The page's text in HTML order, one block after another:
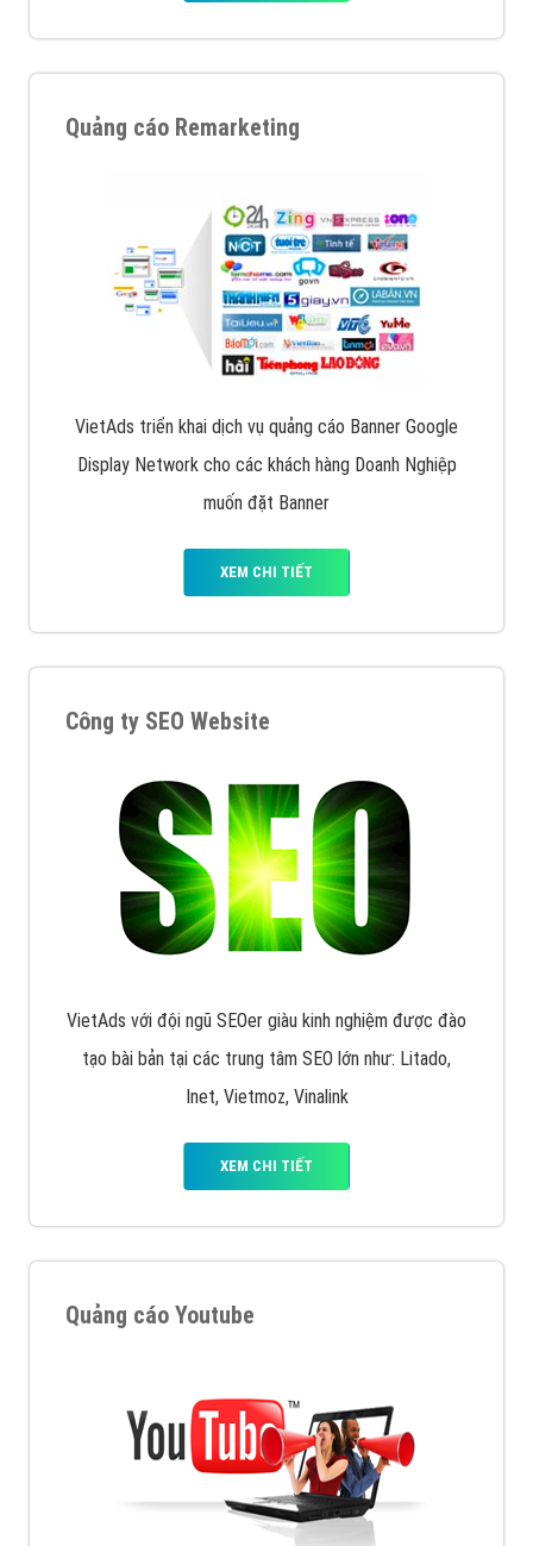
Quảng cáo Remarketing
VietAds triển khai dịch vụ quảng cáo Banner Google
Display Network cho các khách hàng Doanh Nghiệp
muốn đặt Banner
XEM CHI TIẾT
Công ty SEO Website
VietAds với đội ngũ SEOer giàu kinh nghiệm được đào
tạo bài bản tại các trung tâm SEO lớn như: Litado,
Inet, Vietmoz, Vinalink
XEM CHI TIẾT
Quảng cáo Youtube